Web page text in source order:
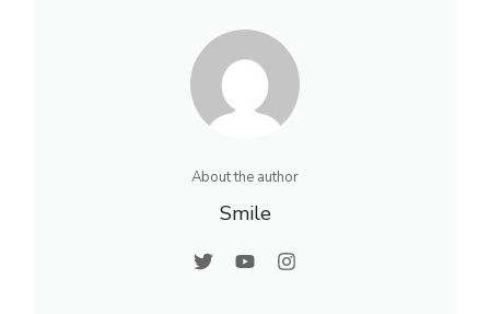
et utilisation
About the author
Smile